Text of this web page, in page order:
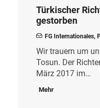
Türkischer
gestorben
FG Internationales,
Wir trauern um
Tosun. Der
März 2017 im…
Mehr